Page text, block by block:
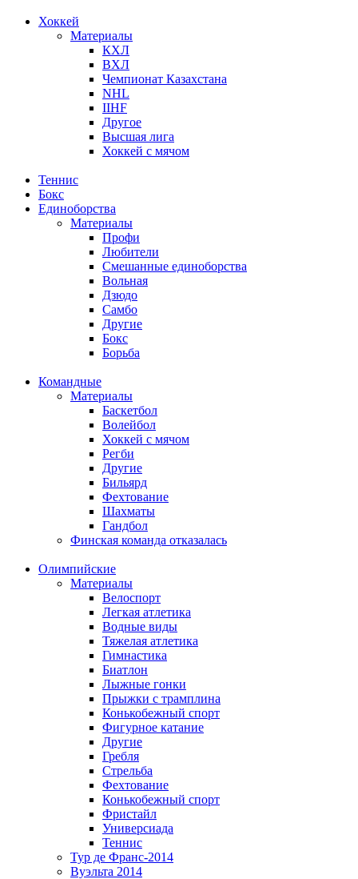
Хоккей
Материалы
КХЛ
ВХЛ
Чемпионат Казахстана
NHL
IIHF
Другое
Высшая лига
Хоккей с мячом
Теннис
Бокс
Единоборства
Материалы
Профи
Любители
Смешанные единоборства
Вольная
Дзюдо
Самбо
Другие
Бокс
Борьба
Командные
Материалы
Баскетбол
Волейбол
Хоккей с мячом
Регби
Другие
Бильярд
Фехтование
Шахматы
Гандбол
Финская команда отказалась
Олимпийские
Материалы
Велоспорт
Легкая атлетика
Водные виды
Тяжелая атлетика
Гимнастика
Биатлон
Лыжные гонки
Прыжки с трамплина
Конькобежный спорт
Фигурное катание
Другие
Гребля
Стрельба
Фехтование
Конькобежный спорт
Фристайл
Универсиада
Теннис
Тур де Франс-2014
Вуэльта 2014